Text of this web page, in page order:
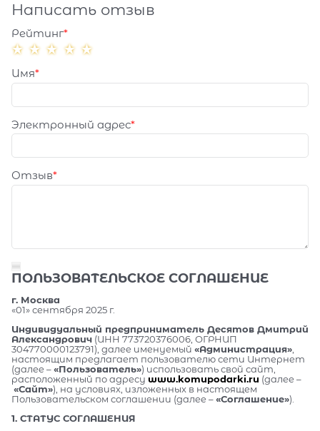
Написать отзыв
Рейтинг
Имя
Электронный адрес
Отзыв
ПОЛЬЗОВАТЕЛЬСКОЕ СОГЛАШЕНИЕ
г. Москва
«01» сентября 2025 г.
Индивидуальный предприниматель Десятов Дмитрий
Александрович (ИНН 773720376006, ОГРНИП
304770000123791), далее именуемый «Администрация»
настоящим предлагает пользователю сети Интернет
(далее –«Пользователь») использовать свой сайт,
расположенный по адресу www.komupodarki.ru (далее –
«Сайт»), на условиях, изложенных в настоящем
Пользовательском соглашении (далее –«Соглашение»).
1. СТАТУС СОГЛАШЕНИЯ